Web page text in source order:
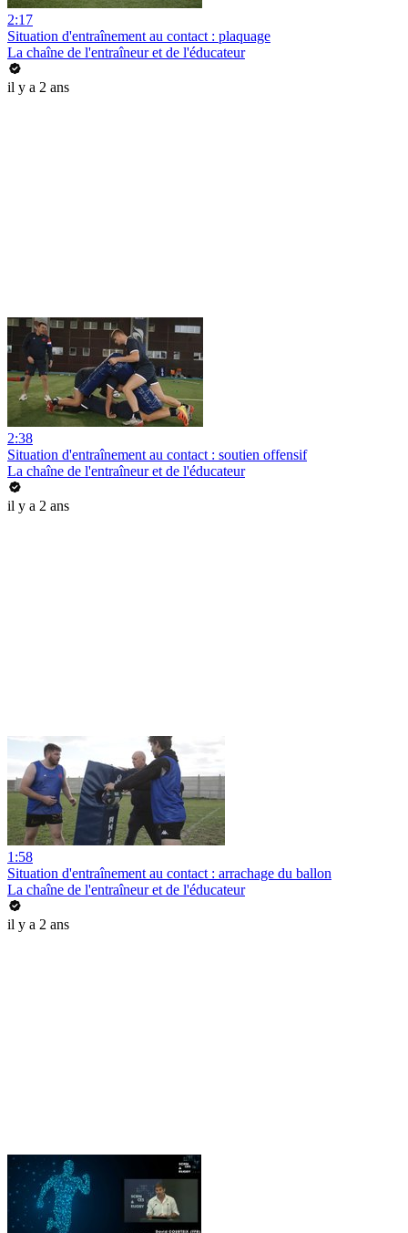
2:17
Situation d'entraînement au contact : plaquage
La chaîne de l'entraîneur et de l'éducateur
il y a 2 ans
2:38
Situation d'entraînement au contact : soutien offensif
La chaîne de l'entraîneur et de l'éducateur
il y a 2 ans
1:58
Situation d'entraînement au contact : arrachage du ballon
La chaîne de l'entraîneur et de l'éducateur
il y a 2 ans